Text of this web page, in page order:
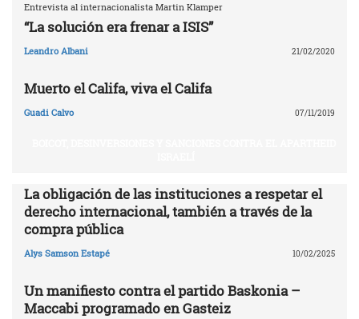
Entrevista al internacionalista Martin Klamper
“La solución era frenar a ISIS”
Leandro Albani 21/02/2020
Muerto el Califa, viva el Califa
Guadi Calvo 07/11/2019
La obligación de las instituciones a respetar el
derecho internacional, también a través de la
compra pública
Alys Samson Estapé 10/02/2025
Un manifiesto contra el partido Baskonia –
Maccabi programado en Gasteiz